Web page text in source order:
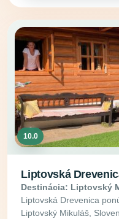
10.0
Liptovská
Destinácia: Liptovský
Liptovská Drevenica
Liptovský Mikuláš,